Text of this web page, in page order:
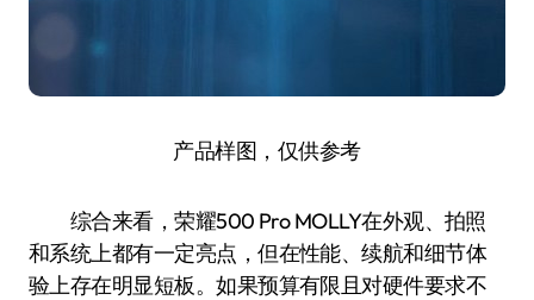
产品样图，仅供参考
综合来看，荣耀500 Pro MOLLY在外观、拍照
和系统上都有一定亮点，但在性能、续航和细节体
验上存在明显短板。如果预算有限且对硬件要求不